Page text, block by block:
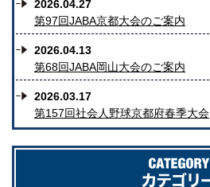
2026.04.27
第97回JABA京都大会のご案内
2026.04.13
第68回JABA岡山大会のご案内
2026.03.17
第157回社会人野球京都府春季大会